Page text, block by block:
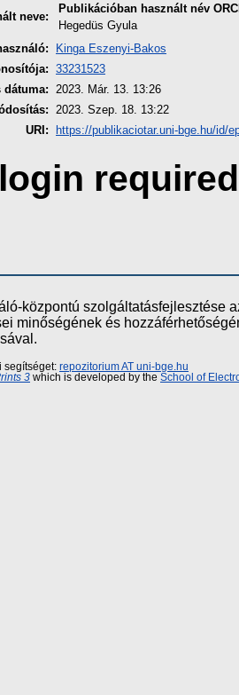
neve:
Publikációban használt név
Hegedüs Gyula
Kinga Eszenyi-Bakos
33231523
dátuma:
2023. Már. 13. 13:26
2023. Szep. 18. 13:22
URI:
https://publikaciotar.uni-bge.hu/id/
központú szolgáltatásfejlesztése
minőségének és
segítséget: repozitorium AT uni-bge.hu
3 which is developed by the School of